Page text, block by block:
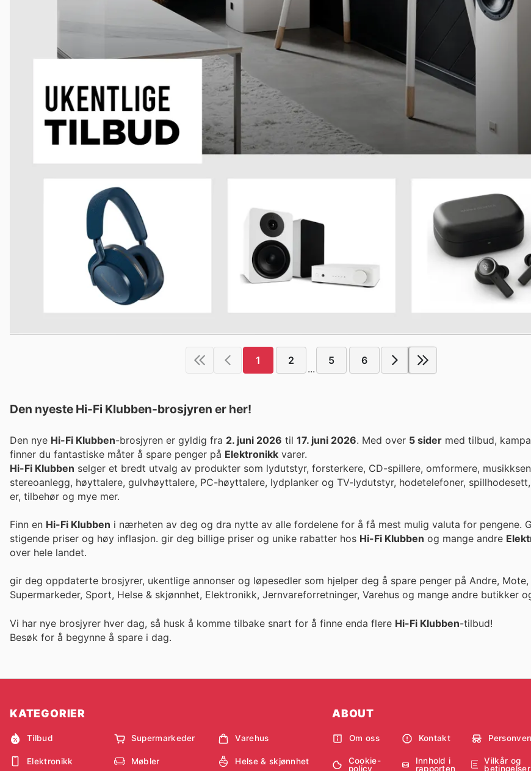
1 2
...
5 6
Den nyeste Hi-Fi Klubben-brosjyren er her!
Den nye Hi-Fi Klubben-brosjyren er gyldig fra 2. juni 2026 til 17. juni 2026. Med over 5 sider med tilbud,
finner du fantastiske måter å spare penger på Elektronikk varer.
Hi-Fi Klubben selger et bredt utvalg av produkter som lydutstyr, forsterkere, CD-spillere, omformere,
stereoanlegg, høyttalere, gulvhøyttalere, PC-høyttalere, lydplanker og TV-lydutstyr, hodetelefoner,
er, tilbehør og mye mer.
Finn en Hi-Fi Klubben i nærheten av deg og dra nytte av alle fordelene for å få mest mulig valuta for pengene.
stigende priser og høy inflasjon. gir deg billige priser og unike rabatter hos Hi-Fi Klubben og mange andre
over hele landet.
gir deg oppdaterte brosjyrer, ukentlige annonser og løpesedler som hjelper deg å spare penger på Andre, Mote,
Supermarkeder, Sport, Helse & skjønnhet, Elektronikk, Jernvareforretninger, Varehus og mange andre butikker
Vi har nye brosjyrer hver dag, så husk å komme tilbake snart for å finne enda flere Hi-Fi Klubben-tilbud!
Besøk for å begynne å spare i dag.
KATEGORIER
Tilbud Supermarkeder Varehus
Elektronikk Møbler Helse & skjønnhet
ABOUT
Om oss Kontakt
Cookie-
policy
Innhold i
rapporten
Vilkår og
betingelser